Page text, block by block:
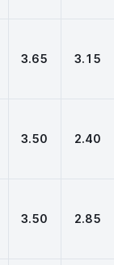
3.65 3.15
3.50 2.40
3.50 2.85